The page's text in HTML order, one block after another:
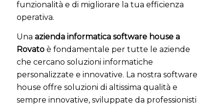
funzionalità e di migliorare la tua efficienza
operativa.
Una azienda informatica software house a
Rovatoè fondamentale per tutte le aziende
che cercano soluzioni informatiche
personalizzate e innovative. La nostra software
house offre soluzioni di altissima qualità e
sempre innovative, sviluppate da professionisti